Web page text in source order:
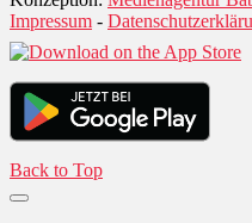
Impressum -
Back to Top